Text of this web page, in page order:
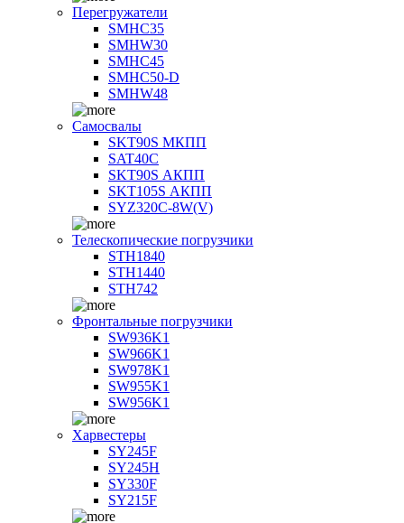
Перегружатели
SMHC35
SMHW30
SMHC45
SMHC50-D
SMHW48
Самосвалы
SKT90S МКПП
SAT40C
SKT90S АКПП
SKT105S АКПП
SYZ320C-8W(V)
Телескопические погрузчики
STH1840
STH1440
STH742
Фронтальные погрузчики
SW936K1
SW966K1
SW978K1
SW955K1
SW956K1
Харвестеры
SY245F
SY245H
SY330F
SY215F